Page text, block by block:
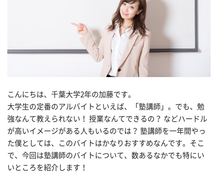
こんにちは、千葉大学2年の加藤です。
大学生の定番のアルバイトといえば、「塾講師」。でも、勉
強なんて教えられない！ 授業なんてできるの？ などハードル
が高いイメージがある人もいるのでは？ 塾講師を一年間やっ
た僕としては、このバイトはかなりおすすめなんです。そこ
で、今回は塾講師のバイトについて、数あるなかでも特にい
いところを紹介します！